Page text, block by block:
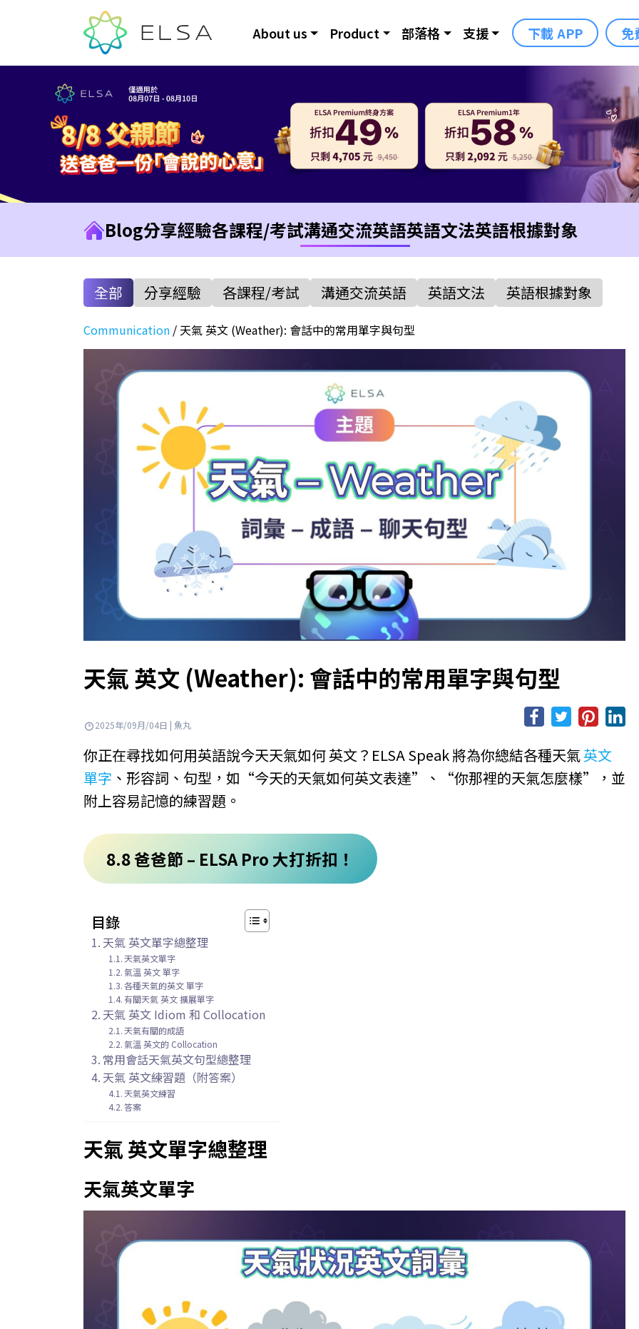
About us Product 部落格 支援 下載 APP 免
Blog分享經驗各課程/考試溝通交流英語英語文法英語根據對象
全部 分享經驗 各課程/考試 溝通交流英語 英語文法 英語根據對象
Communication / 天氣 英文 (Weather): 會話中的常用單字與句型
天氣 英文 (Weather): 會話中的常用單字與句型
2025年/09月/04日 | 魚丸
你正在尋找如何用英語說今天天氣如何 英文？ELSA Speak 將為你總結各種天氣英文
單字 、形容詞、句型，如“今天的天氣如何英文表達”、“你那裡的天氣怎麼樣”，並
附上容易記憶的練習題。
8.8 爸爸節 – ELSA Pro 大打折扣！
目錄
天氣 英文單字總整理
天氣英文單字
氣溫 英文 單字
各種天氣的英文 單字
有關天氣 英文 擴展單字
天氣 英文 Idiom 和 Collocation
天氣有關的成語
氣溫 英文的 Collocation
常用會話天氣英文句型總整理
天氣 英文練習題（附答案）
天氣英文練習
答案
天氣 英文單字總整理
天氣英文單字